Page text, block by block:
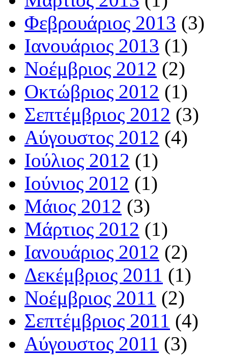
Φεβρουάριος 2013 (3)
Ιανουάριος 2013 (1)
Νοέμβριος 2012 (2)
Οκτώβριος 2012 (1)
Σεπτέμβριος 2012 (3)
Αύγουστος 2012 (4)
Ιούλιος 2012 (1)
Ιούνιος 2012 (1)
Μάιος 2012 (3)
Μάρτιος 2012 (1)
Ιανουάριος 2012 (2)
Δεκέμβριος 2011 (1)
Νοέμβριος 2011 (2)
Σεπτέμβριος 2011 (4)
Αύγουστος 2011 (3)